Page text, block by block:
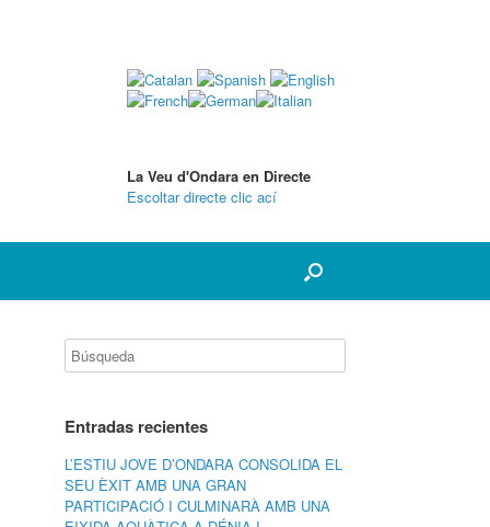
La Veu d'Ondara en Directe
Escoltar directe clic ací
Entradas recientes
L’ESTIU JOVE D’ONDARA CONSOLIDA EL
SEU ÈXIT AMB UNA GRAN
PARTICIPACIÓ I CULMINARÀ AMB UNA